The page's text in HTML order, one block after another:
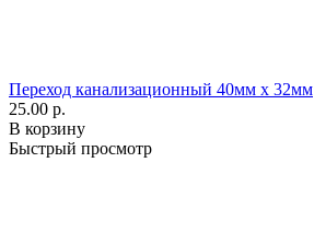
Переход канализационный 40мм х 32мм
25.00 р.
В корзину
Быстрый просмотр